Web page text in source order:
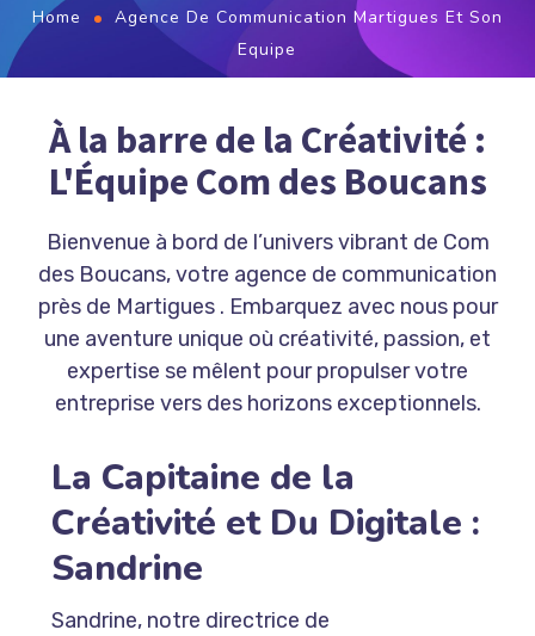
Home
Agence De Communication Martigues Et Son
Equipe
À la barre de la Créativité :
L'Équipe Com des Boucans
Bienvenue à bord de l’univers vibrant de Com
des Boucans, votre agence de communication
près de Martigues . Embarquez avec nous pour
une aventure unique où créativité, passion, et
expertise se mêlent pour propulser votre
entreprise vers des horizons exceptionnels.
La Capitaine de la
Créativité et Du Digitale :
Sandrine
Sandrine, notre directrice de